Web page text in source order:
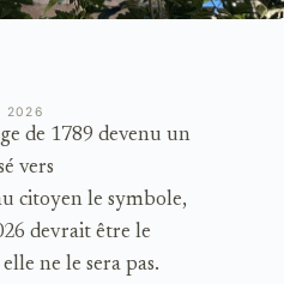
de 1789 devenu un
vers
citoyen le symbole,
devrait être le
ne le sera pas.
2026